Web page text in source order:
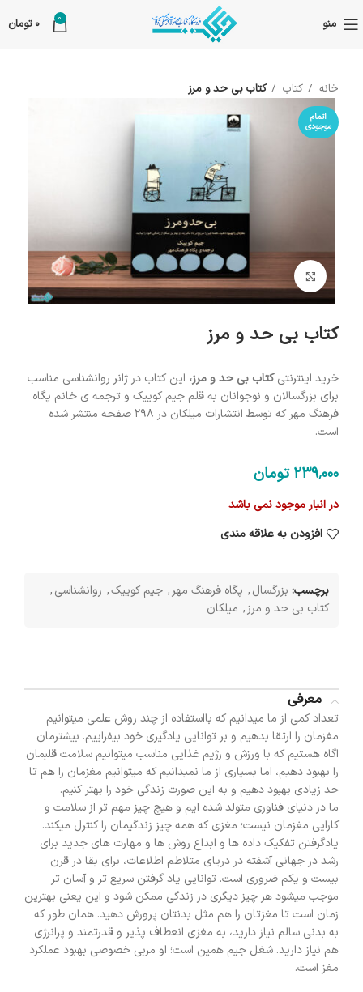
منو 0
0 تومان
خانه کتاب کتاب بی حد و مرز
اتمام
موجودی
بزرگنمایی تصویر
کتاب بی حد و مرز
خرید اینترنتیکتاب بی حد و مرز، این کتاب در ژانر روانشناسی مناسب
برای بزرگسالان و نوجوانان به قلم جیم کوییک و ترجمه ی خانم پگاه
فرهنگ مهر که توسط انتشارات میلکان در 298 صفحه منتشر شده
است.
239٬000 تومان
در انبار موجود نمی باشد
افزودن به علاقه مندی
برچسب: بزرگسال, پگاه فرهنگ مهر , جیم کوییک, روانشناسی,
کتاب بی حد و مرز, میلکان
معرفی
تعداد کمی از ما میدانیم که بااستفاده از چند روش علمی میتوانیم
مغزمان را ارتقا بدهیم و بر توانایی یادگیری خود بیفزاییم. بیشترمان
اگاه هستیم که با ورزش و رژیم غذایی مناسب میتوانیم سلامت قلبمان
را بهبود دهیم، اما بسیاری از ما نمیدانیم که میتوانیم مغزمان را هم تا
حد زیادی بهبود دهیم و به این صورت زندگی خود را بهتر کنیم.
ما در دنیای فناوری متولد شده ایم و هیچ چیز مهم تر از سلامت و
کارایی مغزمان نیست؛ مغزی که همه چیز زندگیمان را کنترل میکند.
یادگرفتن تفکیک داده ها و ابداع روش ها و مهارت های جدید برای
رشد در جهانی آشفته در دریای متلاطم اطلاعات، برای بقا در قرن
بیست و یکم ضروری است. توانایی یاد گرفتن سریع تر و آسان تر
موجب میشود هر چیز دیگری در زندگی ممکن شود و این یعنی بهترین
زمان است تا مغزتان را هم مثل بدنتان پرورش دهید. همان طور که
به بدنی سالم نیاز دارید، به مغزی انعطاف پذیر و قدرتمند و پرانرژی
هم نیاز دارید. شغل جیم همین است؛ او مربی خصوصی بهبود عملکرد
مغز است.